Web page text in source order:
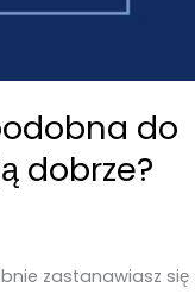
do
dobrze?
zastanawiasz się